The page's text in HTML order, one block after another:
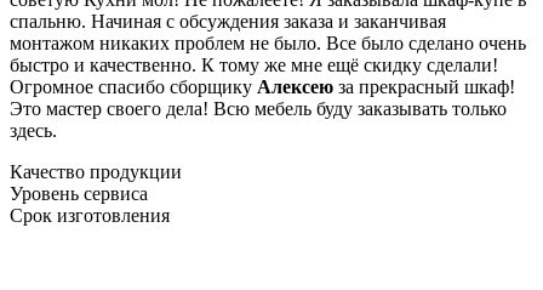
спальню. Начиная с обсуждения заказа и заканчивая
монтажом никаких проблем не было. Все было сделано очень
быстро и качественно. К тому же мне ещё скидку сделали!
Огромное спасибо сборщику Алексею за прекрасный шкаф!
Это мастер своего дела! Всю мебель буду заказывать только
здесь.
Качество продукции
Уровень сервиса
Срок изготовления